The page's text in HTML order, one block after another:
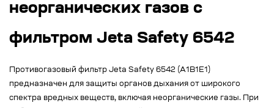
неорганических газов с
фильтром Jeta Safety 6542
Противогазовый фильтр Jeta Safety 6542 (A1B1E1)
предназначен для защиты органов дыхания от широкого
спектра вредных веществ, включая неорганические газы. При